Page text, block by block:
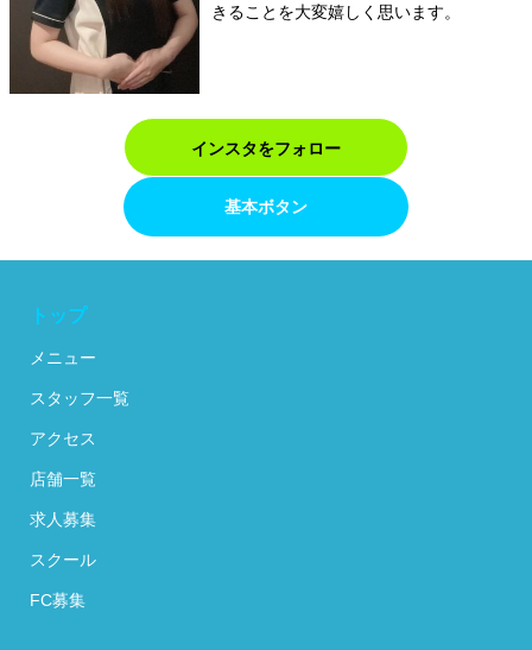
きることを大変嬉しく思います。
インスタをフォロー
基本ボタン
トップ
メニュー
スタッフ一覧
アクセス
店舗一覧
求人募集
スクール
FC募集